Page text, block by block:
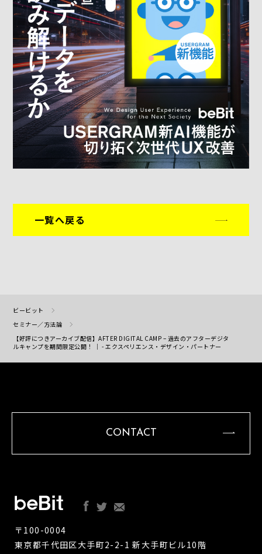
一覧へ戻る
ビービット
セミナー／方法論
【好評につきアーカイブ配信】AFTER DIGITAL CAMP – 過去のアフターデジタ
ルキャンプを期間限定公開！ ｜ - エクスペリエンス・デザイン・パートナー
CONTACT
〒100-0004
東京都千代田区大手町2-2-1 新大手町ビル10階